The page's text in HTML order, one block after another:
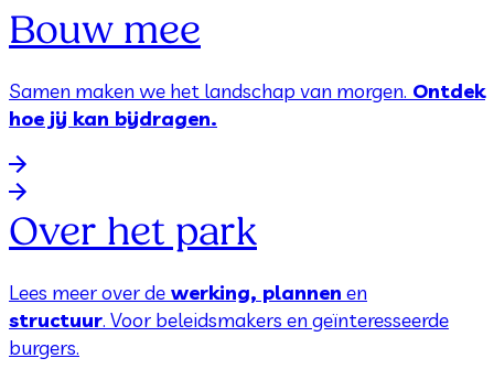
Bouw mee
Samen maken we het landschap van morgen. Ontdek
hoe jij kan bijdragen.
Over het park
Lees meer over de werking, plannen en
structuur. Voor beleidsmakers en geïnteresseerde
burgers.